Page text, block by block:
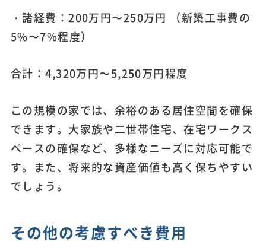
・諸経費：200万円〜250万円 （新築工事費の
5%〜7%程度）
合計：4,320万円〜5,250万円程度
この規模の家では、余裕のある居住空間を確保
できます。大家族や二世帯住宅、在宅ワークス
ペースの確保など、多様なニーズに対応可能で
す。また、将来的な資産価値も高く保ちやすい
でしょう。
その他の考慮すべき費用